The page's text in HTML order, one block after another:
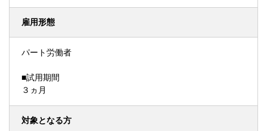
雇用形態
パート労働者
■試用期間
３ヵ月
対象となる方